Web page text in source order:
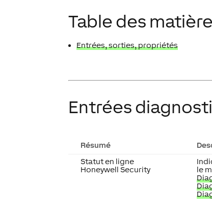
Table des
Entrées, sorties, propriétés
Entrées
Résumé
Statut en ligne
Honeywell Security
le